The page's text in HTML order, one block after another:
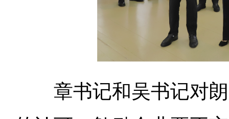
章书记和吴书记对朗